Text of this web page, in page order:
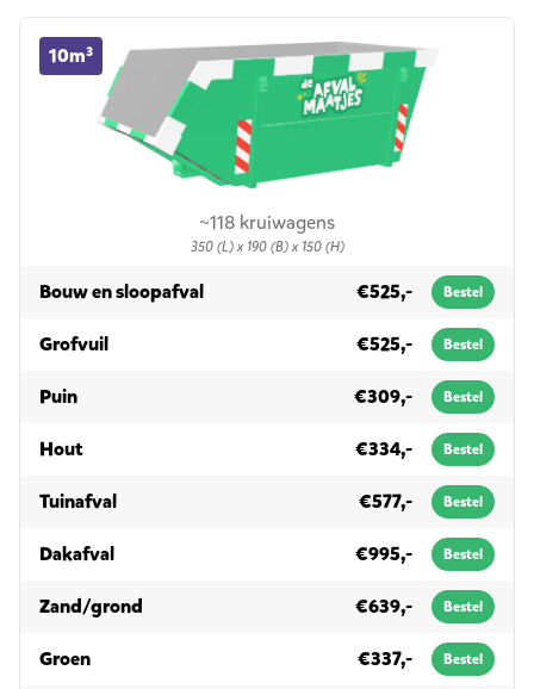
~118 kruiwagens
350 (L) x 190 (B) x 150 (H)
10m³
10m³ container huren
Bouw en sloopafvalin 10m³ €525,- Bestel
Grofvuilin 10m³ €525,- Bestel
Puinin 10m³ €309,- Bestel
Houtin 10m³ €334,- Bestel
Tuinafvalin 10m³ €577,- Bestel
Dakafvalin 10m³ €995,- Bestel
Zand/grond €639,- Bestel
Groenin 10m³ €337,- Bestel